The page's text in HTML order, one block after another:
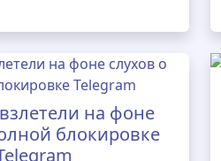
на фоне
блокировке